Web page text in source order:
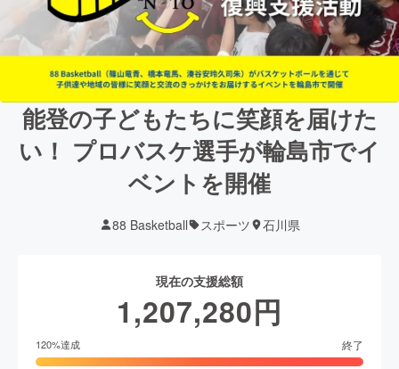
能登の子どもたちに笑顔を届けた
い！ プロバスケ選手が輪島市でイ
ベントを開催
88 Basketball スポーツ 石川県
現在の支援総額
1,207,280円
120%達成 終了